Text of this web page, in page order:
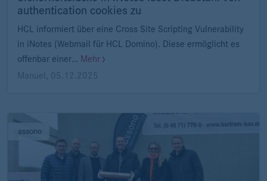
authentication cookies zu
HCL informiert über eine Cross Site Scripting Vulnerability
in iNotes (Webmail für HCL Domino). Diese ermöglicht es
offenbar einer… Mehr
Manuel
05.12.2025
assono